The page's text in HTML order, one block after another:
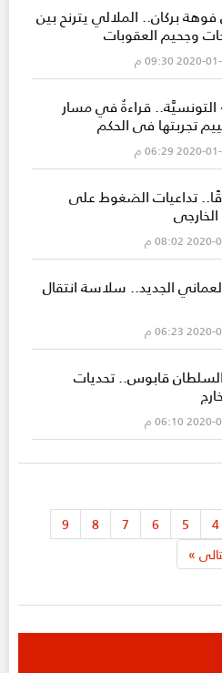
بركان.. الملالي يترنح بين
وجحيم العقوبات
قراءةٌ في مسار
تجربتها في الحكم
تداعيات الضغوط على
الجديد.. سلاسة انتقال
قابوس.. تحديات
4
5
6
7
8
9
»